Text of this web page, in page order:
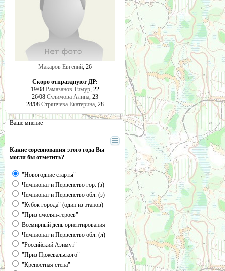
Макаров Евгений, 26
Скоро отпразднуют ДР:
19/08 Рамазанов Тимур, 22
26/08 Сулимова Алина, 23
28/08 Стряпчева Екатерина, 28
Ваше мнение
Какие соревнования этого года Вы
могли бы отметить?
"Новогодние старты"
Чемпионат и Первенство гор. (з)
Чемпионат и Первенство обл. (з)
"Кубок города" (один из этапов)
"Приз смолян-героев"
Всемирный день ориентирования
Чемпионат и Первенство обл. (л)
"Российский Азимут"
"Приз Пржевальского"
"Крепостная стена"